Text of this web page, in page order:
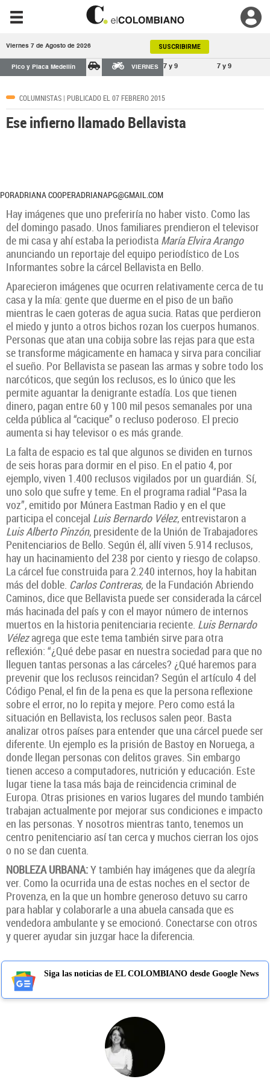
Viernes 7 de Agosto de 2026 SUSCRIBIRME
Pico y Placa Medellín VIERNES 7 y 9 7 y 9
COLUMNISTAS | PUBLICADO EL 07 FEBRERO 2015
Ese infierno llamado Bellavista
PORADRIANA COOPERADRIANAPG@GMAIL.COM
Hay imágenes que uno preferiría no haber visto. Como las
del domingo pasado. Unos familiares prendieron el televisor
de mi casa y ahí estaba la periodista María Elvira Arango
anunciando un reportaje del equipo periodístico de Los
Informantes sobre la cárcel Bellavista en Bello.
Aparecieron imágenes que ocurren relativamente cerca de tu
casa y la mía: gente que duerme en el piso de un baño
mientras le caen goteras de agua sucia. Ratas que perdieron
el miedo y junto a otros bichos rozan los cuerpos humanos.
Personas que atan una cobija sobre las rejas para que esta
se transforme mágicamente en hamaca y sirva para conciliar
el sueño. Por Bellavista se pasean las armas y sobre todo los
narcóticos, que según los reclusos, es lo único que les
permite aguantar la denigrante estadía. Los que tienen
dinero, pagan entre 60 y 100 mil pesos semanales por una
celda pública al “cacique” o recluso poderoso. El precio
aumenta si hay televisor o es más grande.
La falta de espacio es tal que algunos se dividen en turnos
de seis horas para dormir en el piso. En el patio 4, por
ejemplo, viven 1.400 reclusos vigilados por un guardián. Sí,
uno solo que sufre y teme. En el programa radial “Pasa la
voz”, emitido por Múnera Eastman Radio y en el que
participa el concejal Luis Bernardo Vélez, entrevistaron a
Luis Alberto Pinzón, presidente de la Unión de Trabajadores
Penitenciarios de Bello. Según él, allí viven 5.914 reclusos,
hay un hacinamiento del 238 por ciento y riesgo de colapso.
La cárcel fue construida para 2.240 internos, hoy la habitan
más del doble. Carlos Contreras, de la Fundación Abriendo
Caminos, dice que Bellavista puede ser considerada la cárcel
más hacinada del país y con el mayor número de internos
muertos en la historia penitenciaria reciente. Luis Bernardo
Vélezagrega que este tema también sirve para otra
reflexión: “¿Qué debe pasar en nuestra sociedad para que no
lleguen tantas personas a las cárceles? ¿Qué haremos para
prevenir que los reclusos reincidan? Según el artículo 4 del
Código Penal, el fin de la pena es que la persona reflexione
sobre el error, no lo repita y mejore. Pero como está la
situación en Bellavista, los reclusos salen peor. Basta
analizar otros países para entender que una cárcel puede ser
diferente. Un ejemplo es la prisión de Bastoy en Noruega, a
donde llegan personas con delitos graves. Sin embargo
tienen acceso a computadores, nutrición y educación. Este
lugar tiene la tasa más baja de reincidencia criminal de
Europa. Otras prisiones en varios lugares del mundo también
trabajan actualmente por mejorar sus condiciones e impacto
en las personas. Y nosotros mientras tanto, tenemos un
centro penitenciario así tan cerca y muchos cierran los ojos
o no se dan cuenta.
NOBLEZA URBANA:Y también hay imágenes que da alegría
ver. Como la ocurrida una de estas noches en el sector de
Provenza, en la que un hombre generoso detuvo su carro
para hablar y colaborarle a una abuela cansada que es
vendedora ambulante y se emocionó. Conectarse con otros
y querer ayudar sin juzgar hace la diferencia.
Siga las noticias de EL COLOMBIANO desde Google News